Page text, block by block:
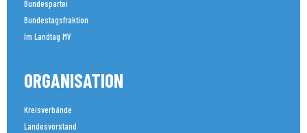
Bundespartei
Bundestagsfraktion
Im Landtag MV
ORGANISATION
Kreisverbände
Landesvorstand